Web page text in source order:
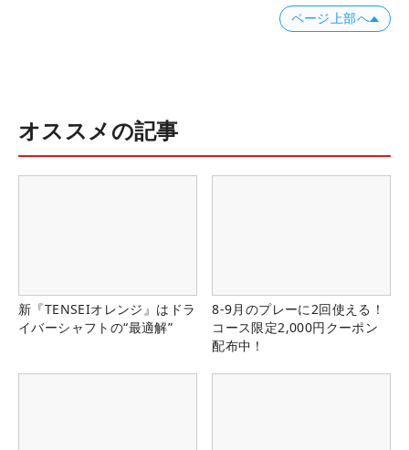
ページ上部へ
オススメの記事
新『TENSEIオレンジ』はドラ
イバーシャフトの“最適解”
8-9月のプレーに2回使える！
コース限定2,000円クーポン
配布中！